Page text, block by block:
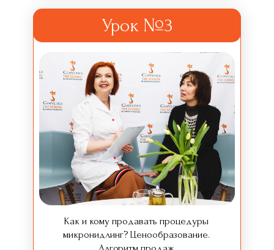
Как и кому продавать процедуры
микронидлинг? Ценообразование.
Урок №3